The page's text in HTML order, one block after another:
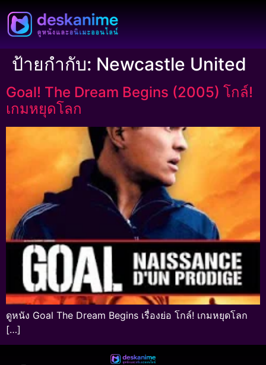
ป้ายกำกับ: Newcastle United
Goal! The Dream Begins (2005) โกล์!
เกมหยุดโลก
ดูหนัง Goal The Dream Begins เรื่องย่อ โกล์! เกมหยุดโลก
[…]